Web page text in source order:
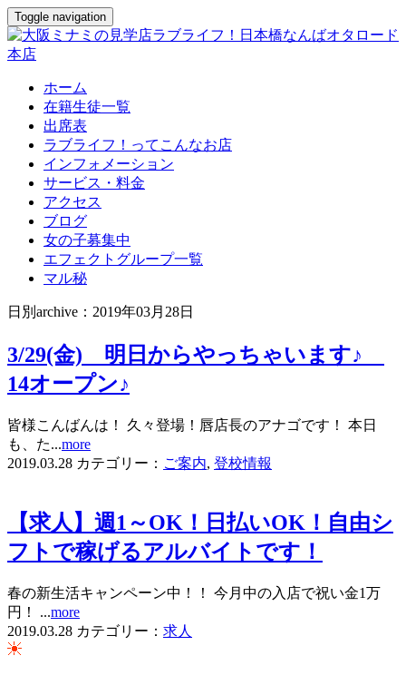
Toggle navigation
ホーム
在籍生徒一覧
出席表
ラブライフ！ってこんなお店
インフォメーション
サービス・料金
アクセス
ブログ
女の子募集中
エフェクトグループ一覧
マル秘
日別archive：2019年03月28日
3/29(金) 明日からやっちゃいます♪
14オープン♪
皆様こんばんは！ 久々登場！唇店長のアナゴです！ 本日
も、た...more
2019.03.28 カテゴリー： ご案内, 登校情報
【求人】週1～OK！日払いOK！自由シ
フトで稼げるアルバイトです！
春の新生活キャンペーン中！！ 今月中の入店で祝い金1万
円！ ...more
2019.03.28 カテゴリー： 求人